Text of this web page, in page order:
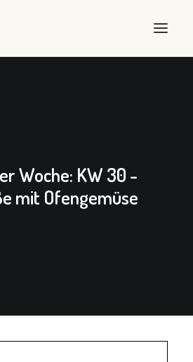
Woche: KW 30 -
mit Ofengemüse